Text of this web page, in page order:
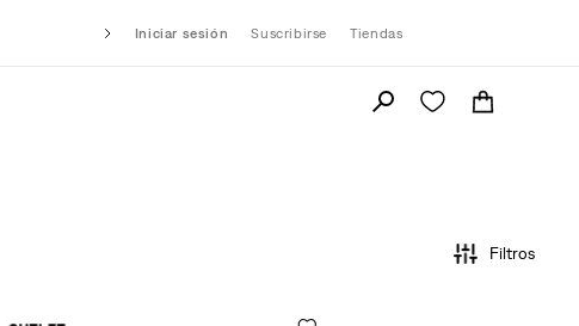
Iniciar sesión Suscribirse Tiendas